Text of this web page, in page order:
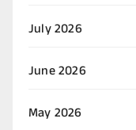
July 2026
June 2026
May 2026